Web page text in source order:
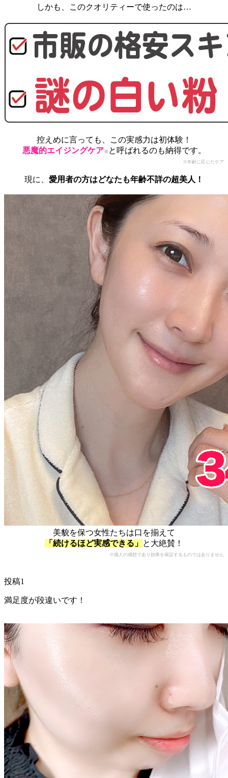
しかも、このクオリティーで使ったのは…
控えめに言っても、この実感力は初体験！
悪魔的エイジングケア※ と呼ばれるのも納得です。
※年齢に応じたケア
現に、 愛用者の方はどなたも年齢不詳の超美人！
美貌を保つ女性たちは口を揃えて
「続けるほど実感できる」 と大絶賛！
※個人の感想であり効果を保証するものではありません
投稿1
満足度が段違いです！